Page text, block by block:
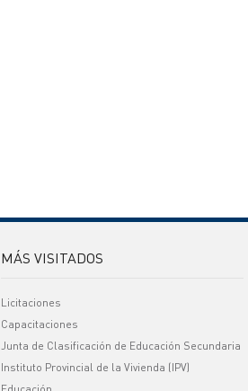
MÁS VISITADOS
Licitaciones
Capacitaciones
Junta de Clasificación de Educación Secundaria
Instituto Provincial de la Vivienda (IPV)